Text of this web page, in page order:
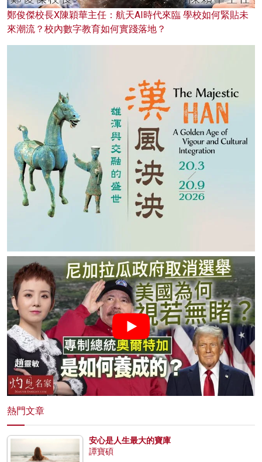
鄭俊傑校長X陳穎華主任：航天AI時代來臨 學校如何緊貼未
來潮流？校內數字教育如何實踐落地？
熱門文章
安心是人生最大的寶庫
譚寶碩